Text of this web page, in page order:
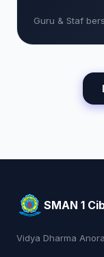
Guru & Staf
SMAN 1
Vidya Dharma